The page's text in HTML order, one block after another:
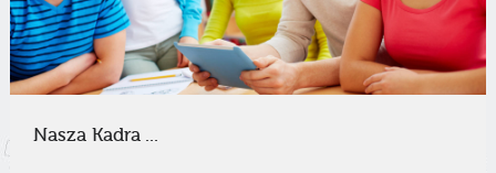
Nasza Kadra ...